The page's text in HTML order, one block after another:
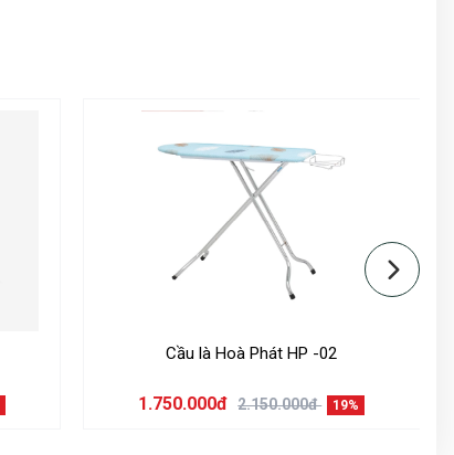
Cầu là Hoà Phát HP -02
1.750.000đ 2.150.000đ 19%